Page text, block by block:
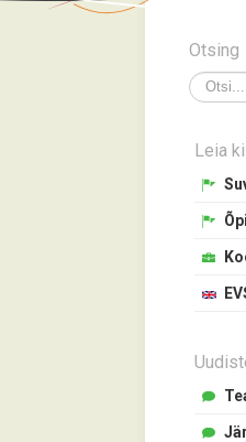
Otsing
Otsi
Leia